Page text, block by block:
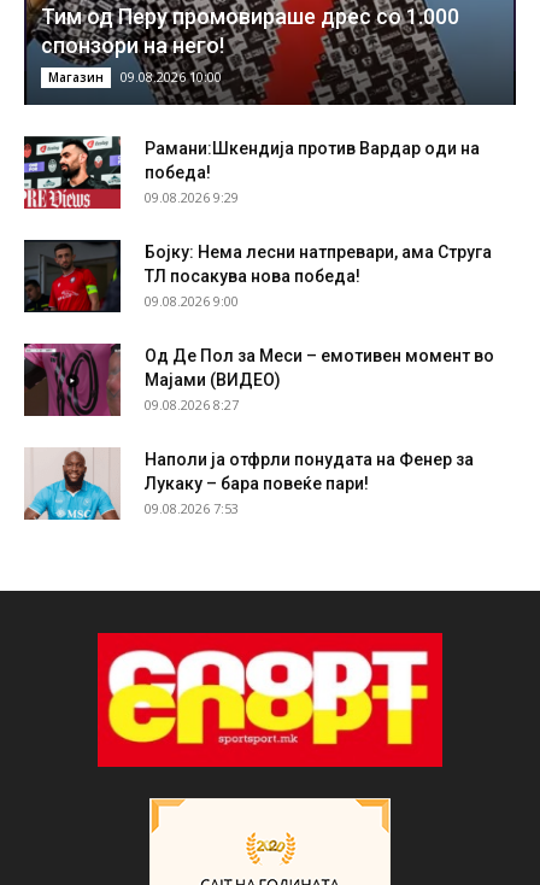
Тим од Перу промовираше дрес со 1.000
спонзори на него!
Магазин 09.08.2026 10:00
Рамани:Шкендија против Вардар оди на
победа!
09.08.2026 9:29
Бојку: Нема лесни натпревари, ама Струга
ТЛ посакува нова победа!
09.08.2026 9:00
Од Де Пол за Меси – емотивен момент во
Мајами (ВИДЕО)
09.08.2026 8:27
Наполи ја отфрли понудата на Фенер за
Лукаку – бара повеќе пари!
09.08.2026 7:53